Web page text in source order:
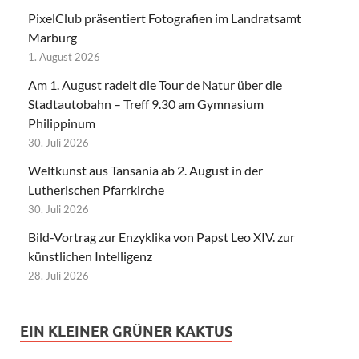
PixelClub präsentiert Fotografien im Landratsamt
Marburg
1. August 2026
Am 1. August radelt die Tour de Natur über die
Stadtautobahn – Treff 9.30 am Gymnasium
Philippinum
30. Juli 2026
Weltkunst aus Tansania ab 2. August in der
Lutherischen Pfarrkirche
30. Juli 2026
Bild-Vortrag zur Enzyklika von Papst Leo XIV. zur
künstlichen Intelligenz
28. Juli 2026
EIN KLEINER GRÜNER KAKTUS